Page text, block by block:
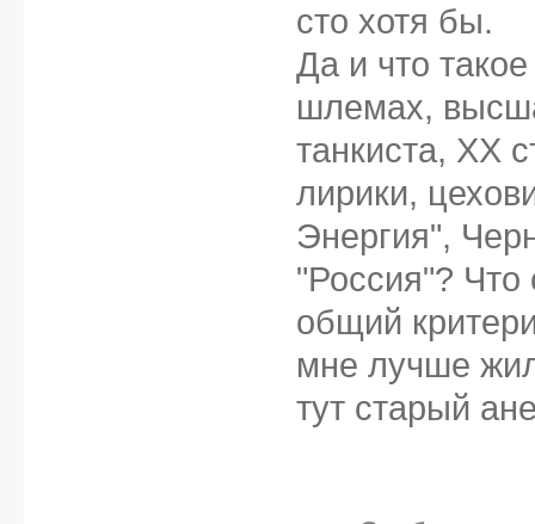
сто хотя бы.
Да и что
шлемах,
танкиста, ХХ
лирики,
Энергия",
"Россия"? Что
общий
мне лучше
тут старый